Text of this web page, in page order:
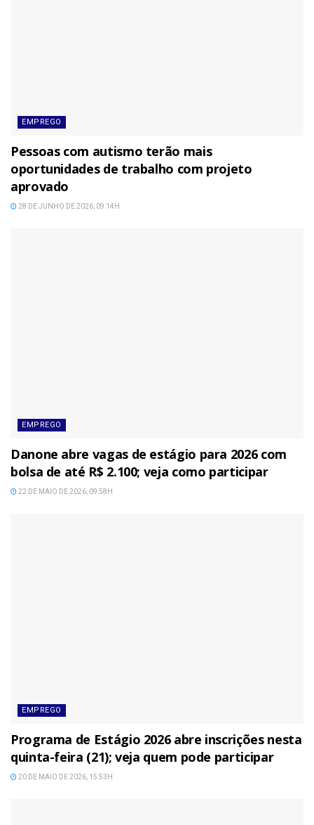
EMPREGO
Pessoas com autismo terão mais
oportunidades de trabalho com projeto
aprovado
28 DE JUNHO DE 2026, 09:14H
EMPREGO
Danone abre vagas de estágio para 2026 com
bolsa de até R$ 2.100; veja como participar
22 DE MAIO DE 2026, 09:58H
EMPREGO
Programa de Estágio 2026 abre inscrições nesta
quinta-feira (21); veja quem pode participar
20 DE MAIO DE 2026, 15:53H